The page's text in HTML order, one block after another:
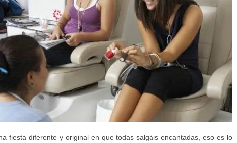
fiesta diferente y original en que todas salgáis encantadas, eso es lo